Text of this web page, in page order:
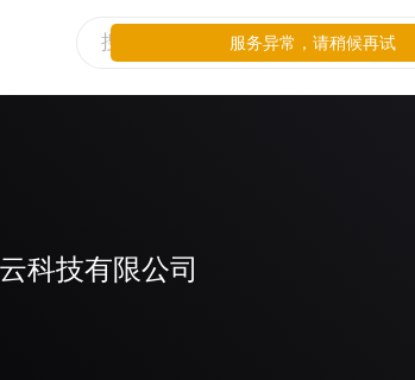
科技有限公司
服务异常，请稍候再试